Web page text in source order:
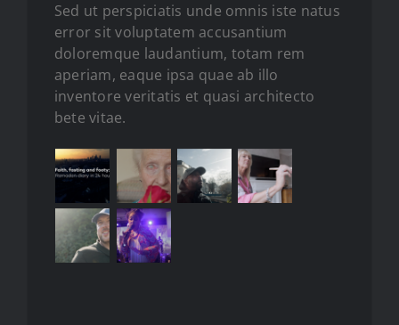
Sed ut perspiciatis unde omnis iste natus
error sit voluptatem accusantium
doloremque laudantium, totam rem
aperiam, eaque ipsa quae ab illo
inventore veritatis et quasi architecto
bete vitae.